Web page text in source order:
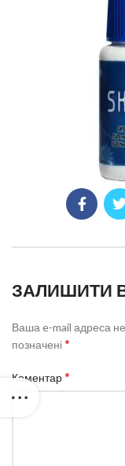
ЗАЛИШИТИ
Ваша e-mail адреса
позначені*
Коментар*